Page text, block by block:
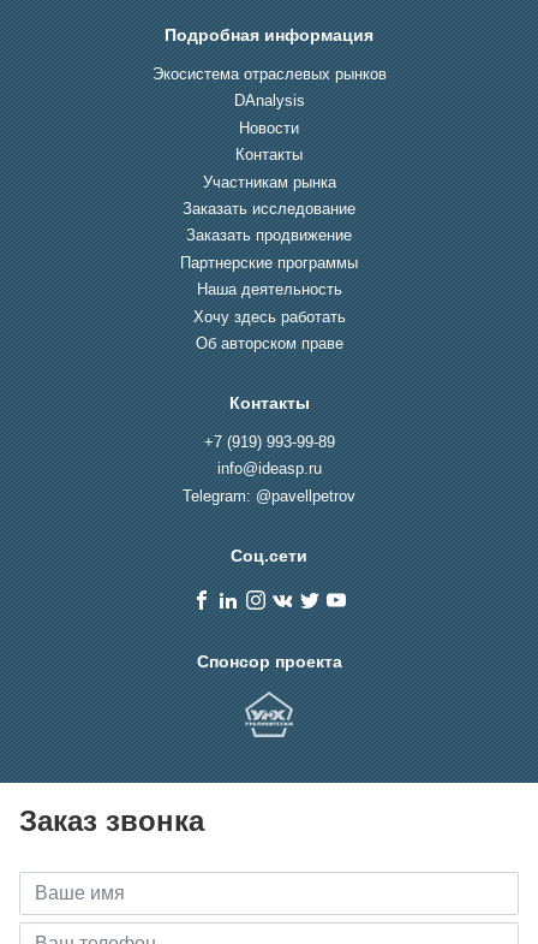
Подробная информация
Экосистема отраслевых рынков
DAnalysis
Новости
Контакты
Участникам рынка
Заказать исследование
Заказать продвижение
Партнерские программы
Наша деятельность
Хочу здесь работать
Об авторском праве
Контакты
+7 (919) 993-99-89
info@ideasp.ru
Telegram: @pavellpetrov
Соц.сети
Спонсор проекта
Заказ звонка